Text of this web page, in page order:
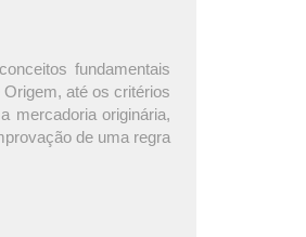
fundamentais
até os critérios
mercadoria originária,
de uma regra